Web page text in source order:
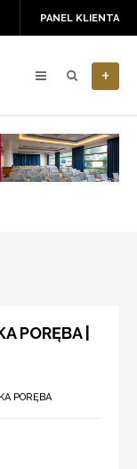
PANEL KLIENTA
+
PORĘBA |
PORĘBA